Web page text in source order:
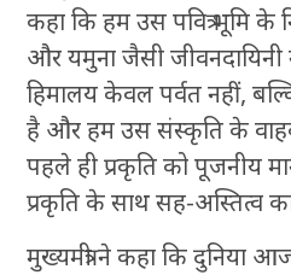
कहा कि हम उस पवित्र भूमि के
और यमुना जैसी जीवनदायिनी
हिमालय केवल पर्वत नहीं,
है और हम उस संस्कृति के
पहले ही प्रकृति को पूजनीय
प्रकृति के साथ सह-अस्तित्व
मुख्यमंत्री ने कहा कि दुनिया